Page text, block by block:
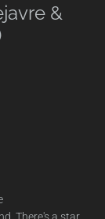
&
There's a star